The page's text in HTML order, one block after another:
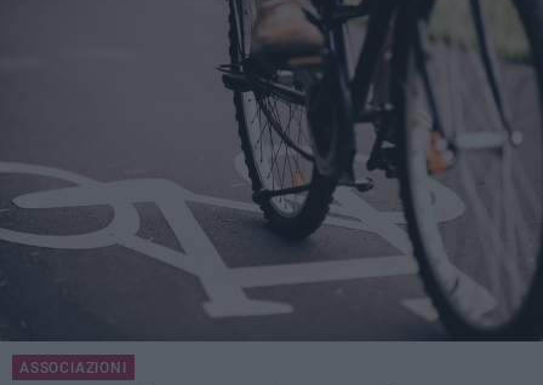
ASSOCIAZIONI